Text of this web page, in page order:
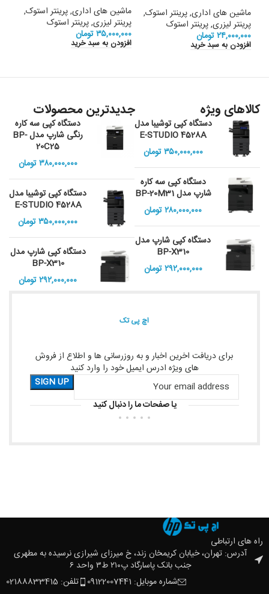
ماشین های اداری,پرینتر استوک,
پرینتر لیزری,پرینتر استوک
۲۴,۰۰۰,۰۰۰تومان
افزودن به سبد خرید
ماشین های اداری,پرینتر استوک,
پرینتر لیزری,پرینتر استوک
۳۵,۰۰۰,۰۰۰تومان
افزودن به سبد خرید
کالاهای ویژه
دستگاه کپی توشیبا مدل
E-STUDIO 4528A
۳۵۰,۰۰۰,۰۰۰تومان
دستگاه کپی سه کاره
شارپ مدل BP-20M31
۲۸۰,۰۰۰,۰۰۰تومان
دستگاه کپی شارپ مدل
BP-X310
۲۹۲,۰۰۰,۰۰۰تومان
جدیدترین محصولات
دستگاه کپی سه کاره
رنگی شارپ مدل BP-
20C25
۳۸۰,۰۰۰,۰۰۰تومان
دستگاه کپی توشیبا مدل
E-STUDIO 4528A
۳۵۰,۰۰۰,۰۰۰تومان
دستگاه کپی شارپ مدل
BP-X310
۲۹۲,۰۰۰,۰۰۰تومان
اچ پی تک
برای دریافت اخرین اخبار و به روزرسانی ها و اطلاع از فروش
های ویژه ادرس ایمیل خود را وارد کنید
یا صفحات ما را دنبال کنید
راه های ارتباطی
آدرس: تهران، خیابان کریمخان زند، خ میرزای شیرازی نرسیده به مطهری
جنب بانک پاسارگاد پ۲۱۰ ط۳ واحد ۶
تلفن: 02188833415
شماره موبایل: 09122007441